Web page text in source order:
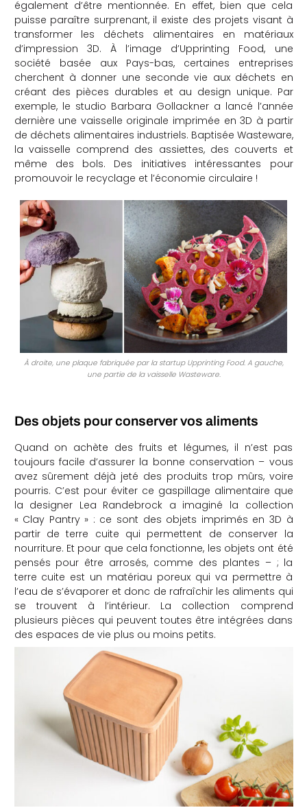
également d’être mentionnée. En effet, bien que cela
puisse paraître surprenant, il existe des projets visant à
transformer les déchets alimentaires en matériaux
d’impression 3D. À l’image d’Upprinting Food, une
société basée aux Pays-bas, certaines entreprises
cherchent à donner une seconde vie aux déchets en
créant des pièces durables et au design unique. Par
exemple, le studio Barbara Gollackner a lancé l’année
dernière une vaisselle originale imprimée en 3D à partir
de déchets alimentaires industriels. Baptisée Wasteware,
la vaisselle comprend des assiettes, des couverts et
même des bols. Des initiatives intéressantes pour
promouvoir le recyclage et l’économie circulaire !
À droite, une plaque fabriquée par la startup Upprinting Food. A gauche,
une partie de la vaisselle Wasteware.
Des objets pour conserver vos aliments
Quand on achète des fruits et légumes, il n’est pas
toujours facile d’assurer la bonne conservation – vous
avez sûrement déjà jeté des produits trop mûrs, voire
pourris. C’est pour éviter ce gaspillage alimentaire que
la designer Lea Randebrock a imaginé la collection
« Clay Pantry » : ce sont des objets imprimés en 3D à
partir de terre cuite qui permettent de conserver la
nourriture. Et pour que cela fonctionne, les objets ont été
pensés pour être arrosés, comme des plantes – ; la
terre cuite est un matériau poreux qui va permettre à
l’eau de s’évaporer et donc de rafraîchir les aliments qui
se trouvent à l’intérieur. La collection comprend
plusieurs pièces qui peuvent toutes être intégrées dans
des espaces de vie plus ou moins petits.